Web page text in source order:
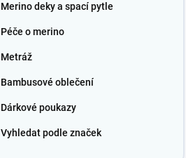
Merino deky a spací pytle
Péče o merino
Metráž
Bambusové oblečení
Dárkové poukazy
Vyhledat podle značek